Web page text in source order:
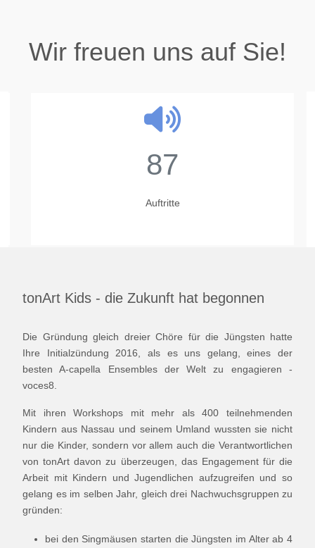
Wir freuen uns auf Sie!
87
Auftritte
tonArt Kids - die Zukunft hat begonnen
Die Gründung gleich dreier Chöre für die Jüngsten hatte
Ihre Initialzündung 2016, als es uns gelang, eines der
besten A-capella Ensembles der Welt zu engagieren -
voces8.
Mit ihren Workshops mit mehr als 400 teilnehmenden
Kindern aus Nassau und seinem Umland wussten sie nicht
nur die Kinder, sondern vor allem auch die Verantwortlichen
von tonArt davon zu überzeugen, das Engagement für die
Arbeit mit Kindern und Jugendlichen aufzugreifen und so
gelang es im selben Jahr, gleich drei Nachwuchsgruppen zu
gründen:
bei den Singmäusen starten die Jüngsten im Alter ab 4